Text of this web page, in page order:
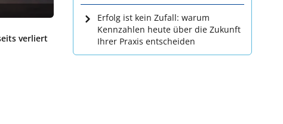
verliert
Erfolg ist kein Zufall: warum
Kennzahlen heute über die Zukunft
Ihrer Praxis entscheiden